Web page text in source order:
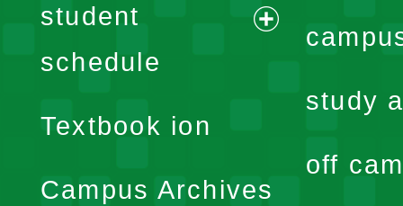
student
schedule
expand
menu
Textbook ion
Campus Archives
study
off